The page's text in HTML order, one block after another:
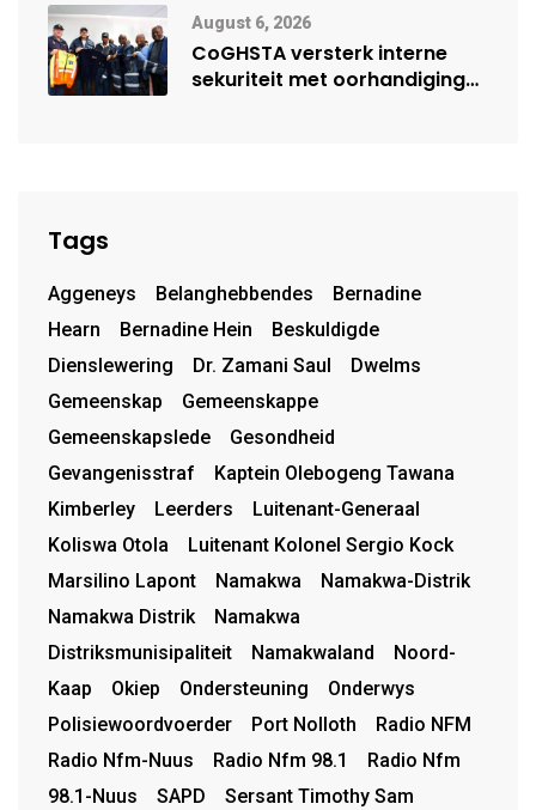
August 6, 2026
CoGHSTA versterk interne
sekuriteit met oorhandiging
Tags
Aggeneys Belanghebbendes
Bernadine
Hearn
Bernadine Hein
Beskuldigde
Dienslewering
Dr. Zamani Saul
Dwelms
Gemeenskap
Gemeenskappe
Gemeenskapslede
Gesondheid
Gevangenisstraf
Kaptein Olebogeng Tawana
Kimberley
Leerders
Luitenant-Generaal
Koliswa Otola
Luitenant Kolonel Sergio Kock
Marsilino Lapont
Namakwa
Namakwa-Distrik
Namakwa Distrik
Namakwa
Distriksmunisipaliteit
Namakwaland
Noord-
Kaap
Okiep Ondersteuning
Onderwys
Polisiewoordvoerder
Port Nolloth
Radio NFM
Radio Nfm-Nuus
Radio Nfm 98.1
Radio Nfm
98.1-Nuus
SAPD
Sersant Timothy Sam